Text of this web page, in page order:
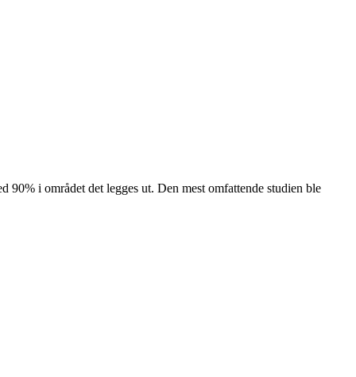
i området det legges ut. Den mest omfattende studien ble